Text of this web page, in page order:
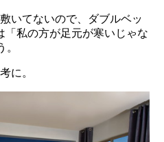
いてないので、ダブルベッ
「私の方が足元が寒いじゃな
に。